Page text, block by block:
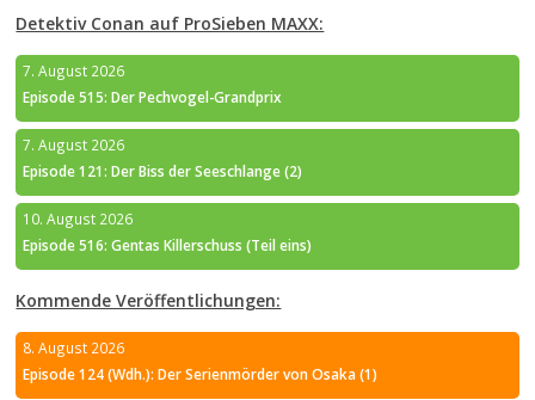
Detektiv Conan auf ProSieben MAXX:
7. August 2026
Episode 515: Der Pechvogel-Grandprix
7. August 2026
Episode 121: Der Biss der Seeschlange (2)
10. August 2026
Episode 516: Gentas Killerschuss (Teil eins)
Kommende Veröffentlichungen:
8. August 2026
Episode 124 (Wdh.): Der Serienmörder von Osaka (1)